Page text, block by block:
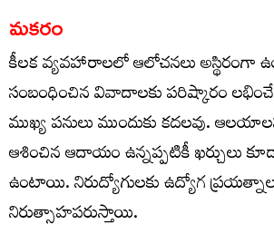
మకరం
కీలక వ్యవహారాలలో ఆలోచనలు అస్థిరంగా
సంబంధించిన వివాదాలకు పరిష్కారం
ముఖ్య పనులు ముందుకు కదలవు.
ఆశించిన ఆదాయం ఉన్నప్పటికీ ఖర్చులు
ఉంటాయి. నిరుద్యోగులకు ఉద్యోగ
నిరుత్సాహపరుస్తాయి.